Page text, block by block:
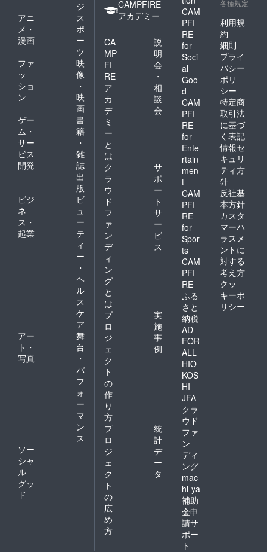
ジ
アニ
メ・
漫画
ス
ポ
ー
ツ
ファ
ッ
ショ
ン
映
像
・
映
画
ゲー
ム・
サー
ビス
開発
書
籍
・
雑
誌
出
版
ビジ
ネ
ス・
起業
ビ
ュ
ー
テ
ィ
ー
・
ヘ
ル
ス
ケ
ア
アー
ト・
写真
舞
台
・
パ
フ
ォ
ー
マ
ン
ス
ソー
シャ
ル
グッ
ド
CAMPFIRE
アカデミー
CA
MP
FI
RE
ア
カ
デ
ミ
ー
と
は
説
明
会
・
相
談
会
ク
ラ
ウ
ド
フ
ァ
ン
デ
ィ
ン
グ
と
は
サ
ポ
ー
ト
サ
ー
ビ
ス
プ
ロ
ジ
ェ
ク
ト
の
作
り
方
実
施
事
例
プ
ロ
ジ
ェ
ク
ト
の
広
め
方
統
計
デ
ー
タ
CAM
PFI
RE
for
Soci
al
Goo
d
CAM
PFI
RE
for
Ente
rtain
men
t
CAM
PFI
RE
for
Spor
ts
CAM
PFI
RE
ふる
さと
納税
AD
FOR
ALL
HIO
KOS
HI
JFA
クラ
ウド
ファ
ン
ディ
ング
mac
hi-ya
補助
金申
請サ
ポー
ト
各種規定
利用規
約
細則
プライ
バシー
ポリ
シー
特定商
取引法
に基づ
く表記
情報セ
キュリ
ティ方
針
反社基
本方針
カスタ
マーハ
ラスメ
ントに
対する
考え方
クッ
キーポ
リシー